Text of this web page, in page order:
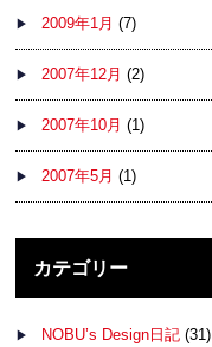
2009年1月 (7)
2007年12月 (2)
2007年10月 (1)
2007年5月 (1)
カテゴリー
NOBU’s Design日記 (31)